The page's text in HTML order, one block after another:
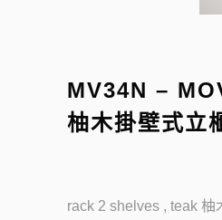
MV34N –
柚木掛壁式立
rack 2 shelves , teak 柚